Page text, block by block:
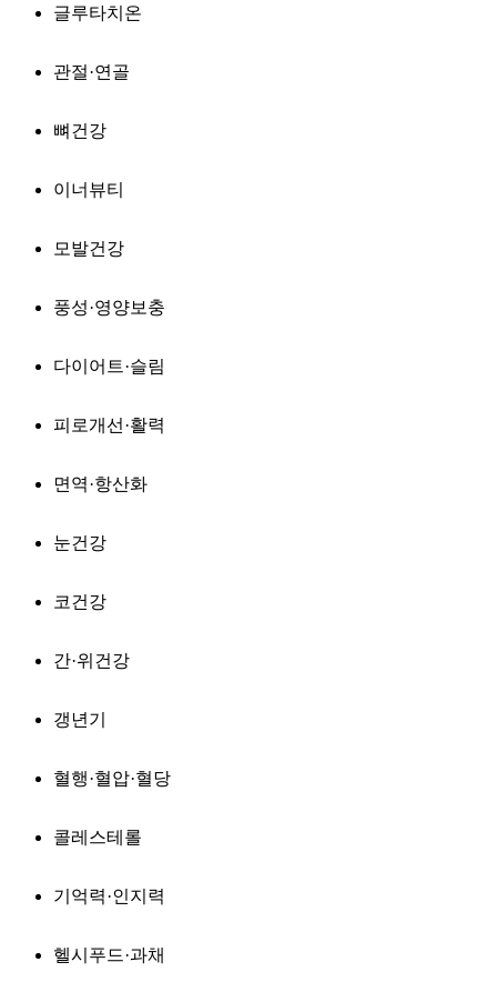
글루타치온
관절·연골
뼈건강
이너뷰티
모발건강
풍성·영양보충
다이어트·슬림
피로개선·활력
면역·항산화
눈건강
코건강
간·위건강
갱년기
혈행·혈압·혈당
콜레스테롤
기억력·인지력
헬시푸드·과채